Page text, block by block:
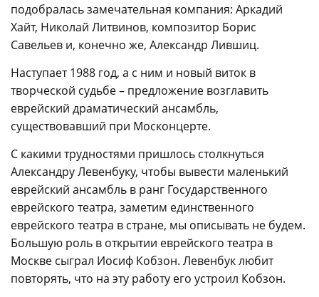
подобралась замечательная компания: Аркадий
Хайт, Николай Литвинов, композитор Борис
Савельев и, конечно же, Александр Лившиц.
Наступает 1988 год, а с ним и новый виток в
творческой судьбе – предложение возглавить
еврейский драматический ансамбль,
существовавший при Москонцерте.
С какими трудностями пришлось столкнуться
Александру Левенбуку, чтобы вывести маленький
еврейский ансамбль в ранг Государственного
еврейского театра, заметим единственного
еврейского театра в стране, мы описывать не будем.
Большую роль в открытии еврейского театра в
Москве сыграл Иосиф Кобзон. Левенбук любит
повторять, что на эту работу его устроил Кобзон.